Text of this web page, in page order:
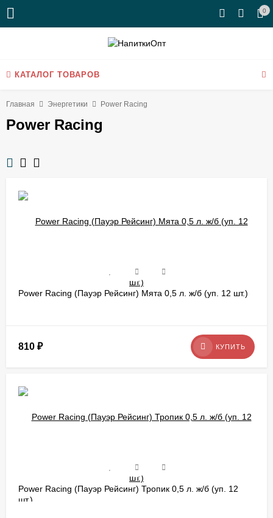
0
КАТАЛОГ ТОВАРОВ
Главная Энергетики Power Racing
Power Racing
Power Racing (Пауэр Рейсинг) Мята 0,5 л. ж/б (уп. 12 шт.)
810 ₽ КУПИТЬ
Power Racing (Пауэр Рейсинг) Тропик 0,5 л. ж/б (уп. 12
шт.)